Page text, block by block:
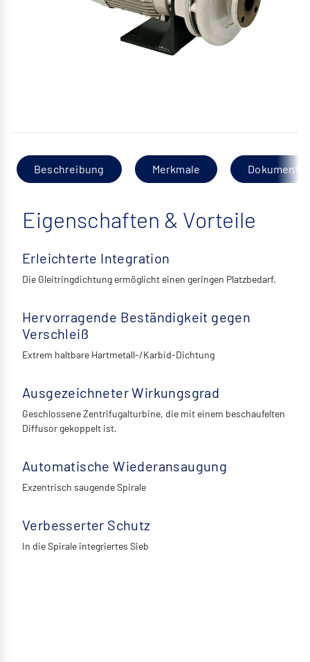
Beschreibung Merkmale
Eigenschaften & Vorteile
Erleichterte Integration
Die Gleitringdichtung ermöglicht einen geringen Platzbedarf.
Hervorragende Beständigkeit gegen
Verschleiß
Extrem haltbare Hartmetall-/Karbid-Dichtung
Ausgezeichneter Wirkungsgrad
Geschlossene Zentrifugalturbine, die mit einem beschaufelten
Diffusor gekoppelt ist.
Automatische Wiederansaugung
Exzentrisch saugende Spirale
Verbesserter Schutz
In die Spirale integriertes Sieb